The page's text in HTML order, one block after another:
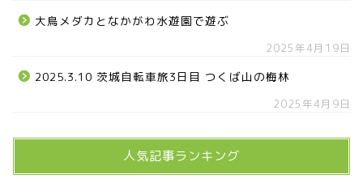
大鳥メダカとなかがわ水遊園で遊ぶ
2025年4月19日
2025.3.10 茨城自転車旅3日目 つくば山の梅林
2025年4月9日
人気記事ランキング